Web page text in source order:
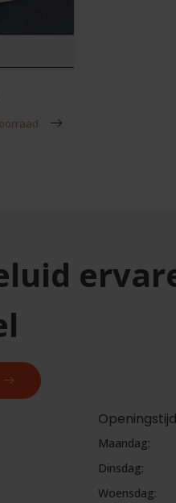
Maandag:
Dinsdag:
Woensdag: